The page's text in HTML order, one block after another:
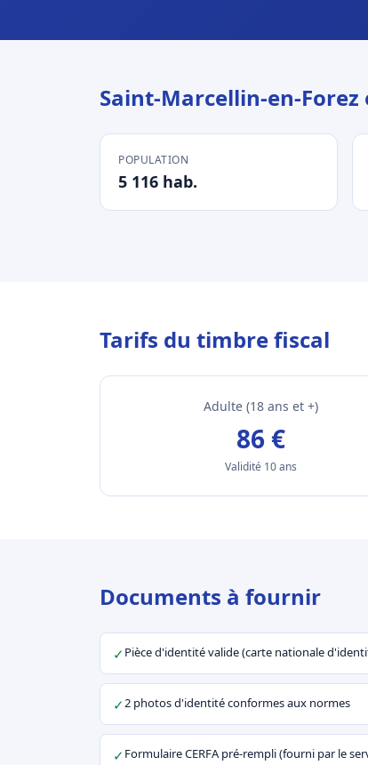
Saint-Marcellin-en-Forez
POPULATION
5 116 hab.
Tarifs du timbre fiscal
Adulte (18 ans et +)
86 €
Validité 10 ans
Documents à fournir
✓ Pièce d'identité valide (carte nationale
✓2 photos d'identité conformes aux normes
✓ Formulaire CERFA pré-rempli (fourni par le